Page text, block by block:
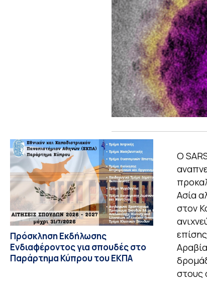
Πρόσκληση Εκδήλωσης
Ενδιαφέροντος για σπουδές στο
Παράρτημα Κύπρου του ΕΚΠΑ
O
Ασία
στον
στους